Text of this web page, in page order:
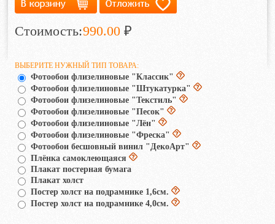
Стоимость:990.00 ₽
ВЫБЕРИТЕ НУЖНЫЙ ТИП ТОВАРА:
Фотообои флизелиновые "Классик"
Фотообои флизелиновые "Штукатурка"
Фотообои флизелиновые "Текстиль"
Фотообои флизелиновые "Песок"
Фотообои флизелиновые "Лён"
Фотообои флизелиновые "Фреска"
Фотообои бесшовный винил "ДекоАрт"
Плёнка самоклеющаяся
Плакат постерная бумага
Плакат холст
Постер холст на подрамнике 1,6см.
Постер холст на подрамнике 4,0см.